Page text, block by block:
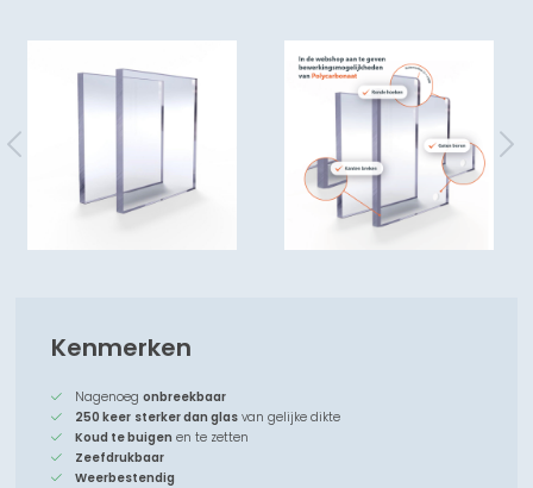
Kenmerken
Nagenoegonbreekbaar
250 keer sterker dan glas van gelijke dikte
Koud te buigen en te zetten
Zeefdrukbaar
Weerbestendig